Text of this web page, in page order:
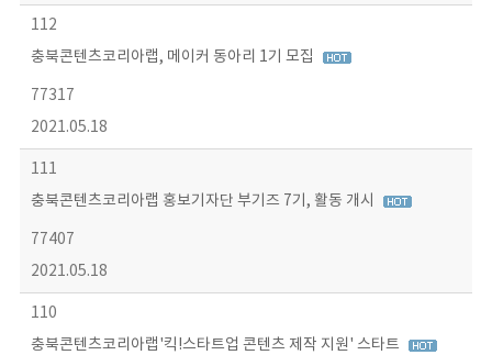
112
충북콘텐츠코리아랩, 메이커 동아리 1기 모집
77317
2021.05.18
111
충북콘텐츠코리아랩 홍보기자단 부기즈 7기, 활동 개시
77407
2021.05.18
110
충북콘텐츠코리아랩'킥!스타트업 콘텐츠 제작 지원' 스타트